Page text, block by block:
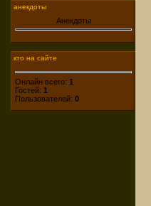
анекдоты
Анекдоты
кто на сайте
Онлайн всего: 1
Гостей: 1
Пользователей: 0